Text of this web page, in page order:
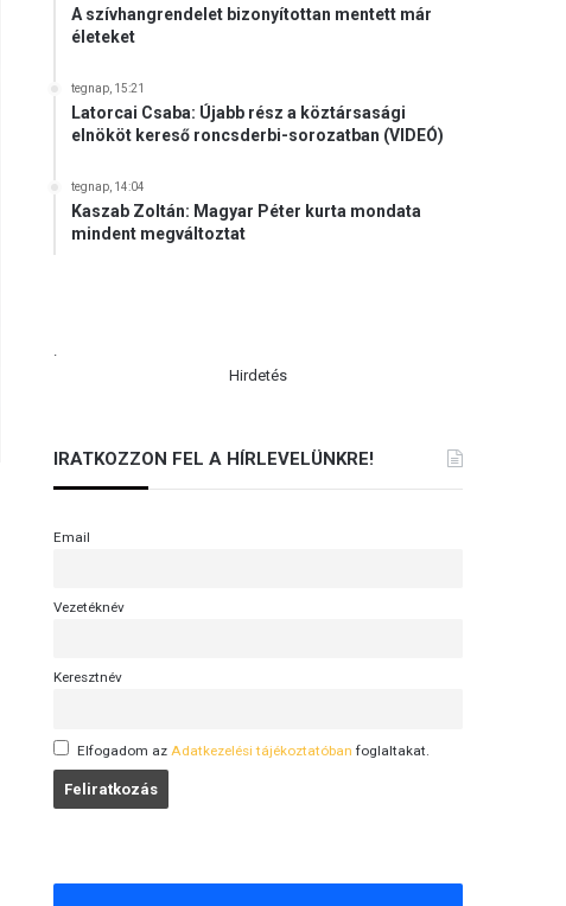
A szívhangrendelet bizonyítottan mentett már
életeket
tegnap, 15:21
Latorcai Csaba: Újabb rész a köztársasági
elnököt kereső roncsderbi-sorozatban (VIDEÓ)
tegnap, 14:04
Kaszab Zoltán: Magyar Péter kurta mondata
mindent megváltoztat
.
Hirdetés
IRATKOZZON FEL A HÍRLEVELÜNKRE!
Email
Vezetéknév
Keresztnév
Elfogadom az Adatkezelési tájékoztatóban foglaltakat.